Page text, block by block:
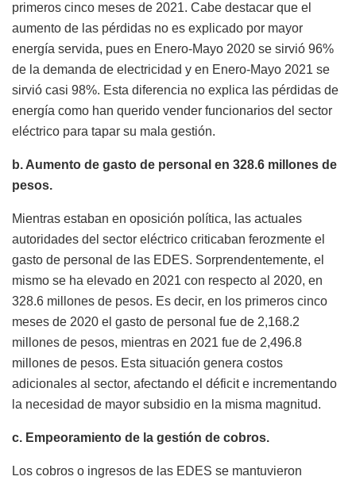
primeros cinco meses de 2021. Cabe destacar que el
aumento de las pérdidas no es explicado por mayor
energía servida, pues en Enero-Mayo 2020 se sirvió 96%
de la demanda de electricidad y en Enero-Mayo 2021 se
sirvió casi 98%. Esta diferencia no explica las pérdidas de
energía como han querido vender funcionarios del sector
eléctrico para tapar su mala gestión.
b. Aumento de gasto de personal en 328.6 millones de
pesos.
Mientras estaban en oposición política, las actuales
autoridades del sector eléctrico criticaban ferozmente el
gasto de personal de las EDES. Sorprendentemente, el
mismo se ha elevado en 2021 con respecto al 2020, en
328.6 millones de pesos. Es decir, en los primeros cinco
meses de 2020 el gasto de personal fue de 2,168.2
millones de pesos, mientras en 2021 fue de 2,496.8
millones de pesos. Esta situación genera costos
adicionales al sector, afectando el déficit e incrementando
la necesidad de mayor subsidio en la misma magnitud.
c. Empeoramiento de la gestión de cobros.
Los cobros o ingresos de las EDES se mantuvieron